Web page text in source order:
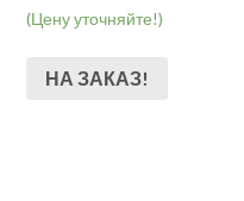
(Цену уточняйте!)
НА ЗАКАЗ!